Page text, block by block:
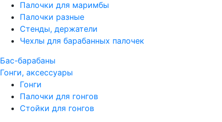
Палочки для маримбы
Палочки разные
Стенды, держатели
Чехлы для барабанных палочек
Бас-барабаны
Гонги, аксессуары
Гонги
Палочки для гонгов
Стойки для гонгов